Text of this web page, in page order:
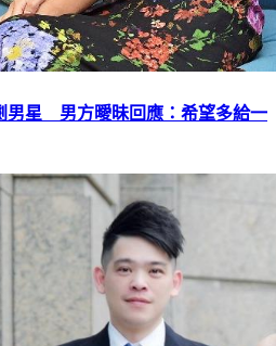
男星 男方曖昧回應：希望多給一